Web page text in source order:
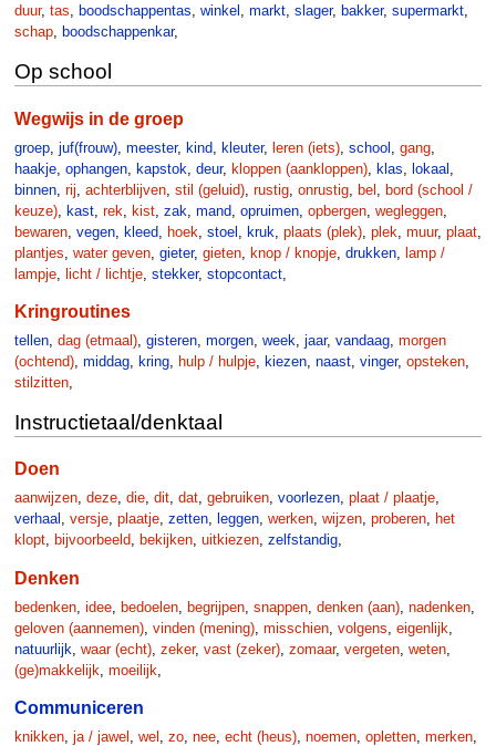
duur, tas, boodschappentas, winkel , markt, slager, bakker, supermarkt,
schap, boodschappenkar,
Op school
Wegwijs in de groep
groep, juf(frouw), meester, kind kleuter, leren (iets), school gang,
haakje, ophangen, kapstok deur, kloppen (aankloppen), klas lokaal
binnen, rij achterblijven, stil (geluid), rustig, onrustig, bel
bord (school /
keuze), kast, rek kist, zak mand opruimen, opbergen, wegleggen,
bewaren, vegen, kleed hoek stoel kruk plaats (plek), plek muur, plaat,
plantjes
water geven, gieter, gieten, knop / knopje, drukken,
lamp /
lampje, licht / lichtje, stekker, stopcontact,
Kringroutines
tellen, dag (etmaal), gisteren, morgen, week jaar, vandaag, morgen
(ochtend), middag, kring, hulp / hulpje, kiezen, naast, vinger, opsteken,
stilzitten,
Instructietaal/denktaal
Doen
aanwijzen, deze, die, dit, dat, gebruiken, voorlezen, plaat / plaatje,
verhaal , versje, plaatje, zetten, leggen, werken, wijzen, proberen, het
klopt, bijvoorbeeld, bekijken, uitkiezen, zelfstandig,
Denken
bedenken, idee, bedoelen, begrijpen, snappen, denken (aan), nadenken,
geloven (aannemen), vinden (mening), misschien, volgens eigenlijk
natuurlijk
waar (echt), zeker, vast (zeker), zomaar, vergeten, weten,
(ge)makkelijk
moeilijk
Communiceren
knikken, ja / jawel , wel , zo, nee, echt (heus), noemen, opletten, merken,